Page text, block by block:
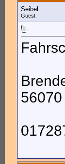
Seibel
Guest